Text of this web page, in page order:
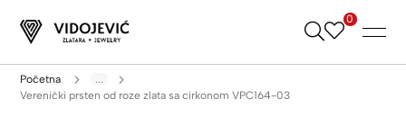
Skip
0
Početna
...
Verenički prsten od roze zlata sa cirkonom VPC164-03